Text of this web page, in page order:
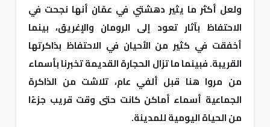
ولعل أكثر ما يثير دهشتي في عمّان أنها نجحت في
الاحتفاظ بآثار تعود إلى الرومان والإغريق، بينما
أخفقت في كثير من الأحيان في الاحتفاظ بذاكرتها
القريبة. فبينما ما تزال الحجارة القديمة تخبرنا بأسماء
من مروا هنا قبل ألفي عام، تلاشت من الذاكرة
الجماعية أسماء أماكن كانت حتى وقت قريب جزءًا
من الحياة اليومية للمدينة.